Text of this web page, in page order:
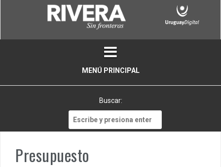
MENÚ PRINCIPAL
Buscar:
Presupuesto